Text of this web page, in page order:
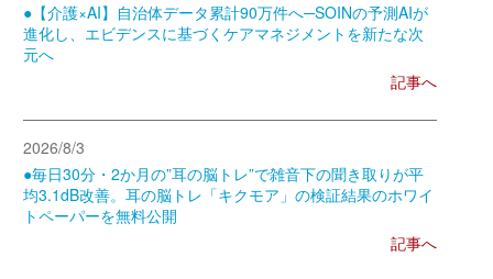
●【介護×AI】自治体データ累計90万件へ─SOINの予測AIが
進化し、エビデンスに基づくケアマネジメントを新たな次
元へ
記事へ
2026/8/3
●毎日30分・2か月の”耳の脳トレ”で雑音下の聞き取りが平
均3.1dB改善。耳の脳トレ「キクモア」の検証結果のホワイ
トペーパーを無料公開
記事へ